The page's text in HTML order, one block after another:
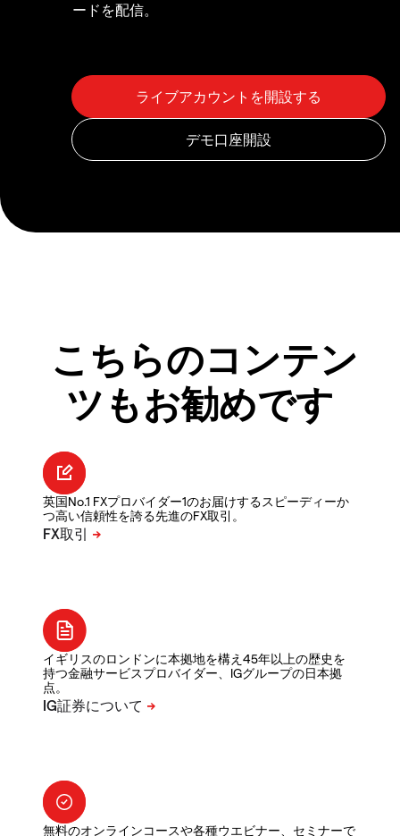
ードを配信。
こちらのコンテン
ツもお勧めです
英国No.1 FXプロバイダー1のお届けするスピーディーか
つ高い信頼性を誇る先進のFX取引。
イギリスのロンドンに本拠地を構え45年以上の歴史を
持つ金融サービスプロバイダー、IGグループの日本拠
点。
無料のオンラインコースや各種ウエビナー、セミナーで